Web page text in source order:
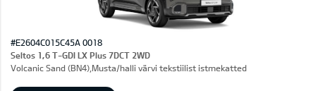
#E2604C015C45A 0018
Seltos 1,6 T-GDI LX Plus 7DCT 2WD
Volcanic Sand (BN4),Musta/halli värvi tekstiilist istmekatted